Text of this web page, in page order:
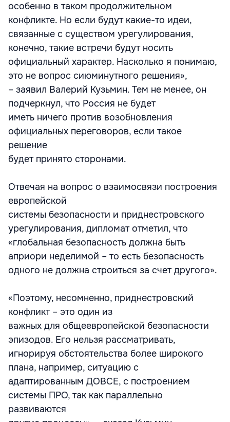
особенно в таком продолжительном
конфликте. Но если будут какие-то идеи,
связанные с существом урегулирования,
конечно, такие встречи будут носить
официальный характер. Насколько я понимаю,
это не вопрос сиюминутного решения»,
– заявил Валерий Кузьмин. Тем не менее, он
подчеркнул, что Россия не будет
иметь ничего против возобновления
официальных переговоров, если такое
решение
будет принято сторонами.
Отвечая на вопрос о взаимосвязи построения
европейской
системы безопасности и приднестровского
урегулирования, дипломат отметил, что
«глобальная безопасность должна быть
априори неделимой – то есть безопасность
одного не должна строиться за счет другого».
«Поэтому, несомненно, приднестровский
конфликт – это один из
важных для общеевропейской безопасности
эпизодов. Его нельзя рассматривать,
игнорируя обстоятельства более широкого
плана, например, ситуацию с
адаптированным ДОВСЕ, с построением
системы ПРО, так как параллельно
развиваются